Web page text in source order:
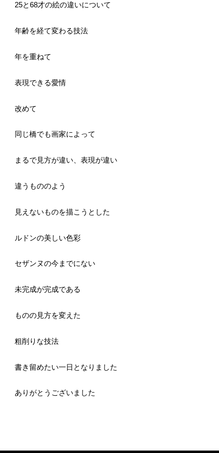
25と68才の絵の違いについて
年齢を経て変わる技法
年を重ねて
表現できる愛情
改めて
同じ橋でも画家によって
まるで見方が違い、表現が違い
違うもののよう
見えないものを描こうとした
ルドンの美しい色彩
セザンヌの今までにない
未完成が完成である
ものの見方を変えた
粗削りな技法
書き留めたい一日となりました
ありがとうございました